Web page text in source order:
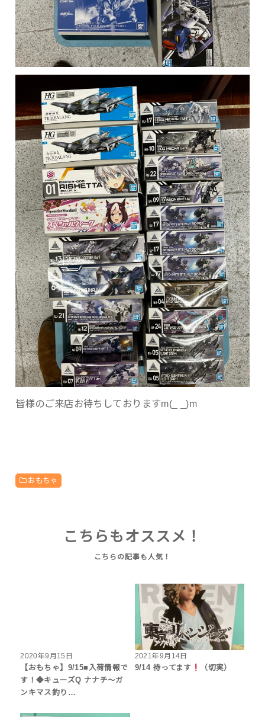
皆様のご来店お待ちしておりますm(_ _)m
おもちゃ
こちらもオススメ！
2020年9月15日
【おもちゃ】9/15■入荷情報で
す！◆キューズQ ナナチ〜ガ
ンキマス釣り…
2021年9月14日
9/14 待ってます
（切実）